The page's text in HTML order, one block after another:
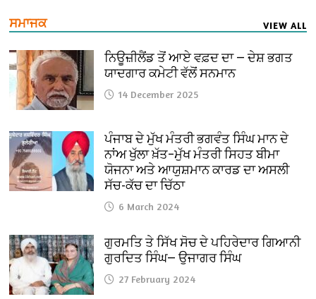
ਸਮਾਜਕ VIEW ALL
ਨਿਊਜ਼ੀਲੈਂਡ ਤੋਂ ਆਏ ਵਫ਼ਦ ਦਾ — ਦੇਸ਼ ਭਗਤ
ਯਾਦਗਾਰ ਕਮੇਟੀ ਵੱਲੋਂ ਸਨਮਾਨ
14 December 2025
ਪੰਜਾਬ ਦੇ ਮੁੱਖ ਮੰਤਰੀ ਭਗਵੰਤ ਸਿੰਘ ਮਾਨ ਦੇ
ਨਾਂਅ ਖੁੱਲਾ ਖ਼ੱਤ–ਮੁੱਖ ਮੰਤਰੀ ਸਿਹਤ ਬੀਮਾ
ਯੋਜਨਾ ਅਤੇ ਆਯੁਸ਼ਮਾਨ ਕਾਰਡ ਦਾ ਅਸਲੀ
ਸੱਚ-ਕੱਚ ਦਾ ਚਿੱਠਾ
6 March 2024
ਗੁਰਮਤਿ ਤੇ ਸਿੱਖ ਸੋਚ ਦੇ ਪਹਿਰੇਦਾਰ ਗਿਆਨੀ
ਗੁਰਦਿਤ ਸਿੰਘ— ਉਜਾਗਰ ਸਿੰਘ
27 February 2024